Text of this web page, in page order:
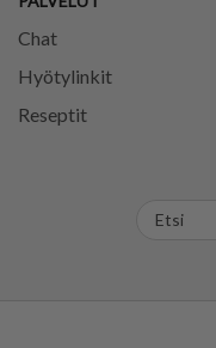
Chat
Hyötylinkit
Reseptit